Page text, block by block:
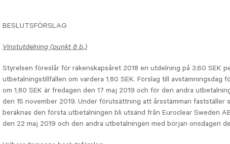
BESLUTSFÖRSLAG
Vinstutdelning (punkt 8 b.)
Styrelsen föreslår för räkenskapsåret 2018 en utdelning på 3,60 SEK
utbetalningstillfällen om vardera 1,80 SEK. Förslag till avstämningsdag
om 1,80 SEK är fredagen den 17 maj 2019 och för den andra
den 15 november 2019. Under förutsättning att årsstämman fastställer
beräknas den första utbetalningen bli utsänd från Euroclear Sweden
den 22 maj 2019 och den andra utbetalningen med början onsdagen